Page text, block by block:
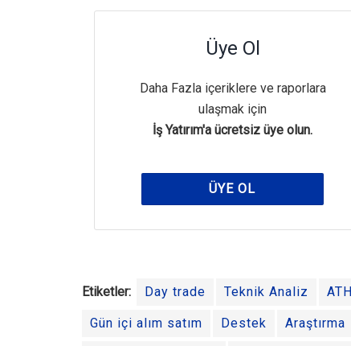
Üye Ol
Daha Fazla içeriklere ve raporlara
ulaşmak için
İş Yatırım'a ücretsiz üye olun.
ÜYE OL
Etiketler: Day trade Teknik Analiz ATH
Gün içi alım satım Destek Araştırma